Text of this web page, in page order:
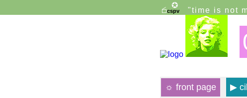
"time is not
☼ front page ▶